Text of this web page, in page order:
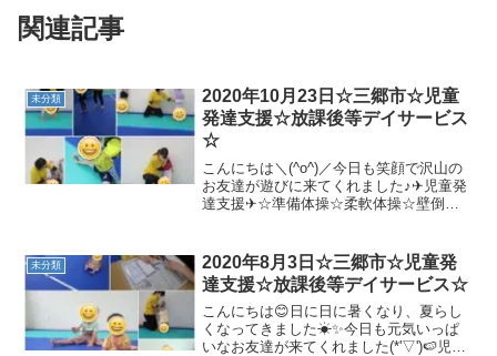
関連記事
未分類
2020年10月23日☆三郷市☆児童
発達支援☆放課後等デイサービス
☆
こんにちは＼(^o^)／今日も笑顔で沢山の
お友達が遊びに来てくれました♪✈児童発
達支援✈☆準備体操☆柔軟体操☆壁倒立
動く縄を良く見て上手にジャンプ✨✨☆サ
ーキット・バ...
未分類
2020年8月3日☆三郷市☆児童発
達支援☆放課後等デイサービス☆
こんにちは😊日に日に暑くなり、夏らし
くなってきました☀✨今日も元気いっぱ
いなお友達が来てくれました(*'▽')🍉児童